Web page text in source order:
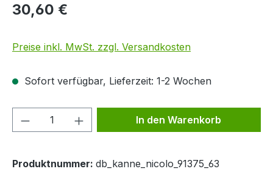
30,60 €
Preise inkl. MwSt. zzgl. Versandkosten
Sofort verfügbar, Lieferzeit: 1-2 Wochen
Produkt Anzahl: Gib denIn den Warenkorb
Produktnummer: db_kanne_nicolo_91375_63